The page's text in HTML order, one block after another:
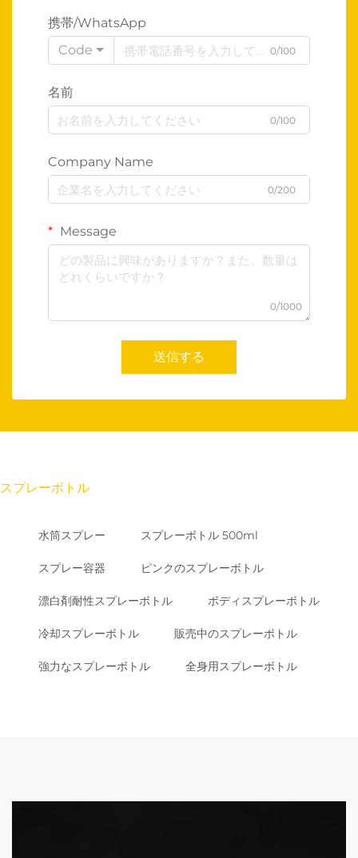
携帯/WhatsApp
Code
0/100
名前
0/100
Company Name
0/200
Message
0/1000
送信する
スプレーボトル
水筒スプレー スプレーボトル 500ml
スプレー容器 ピンクのスプレーボトル
漂白剤耐性スプレーボトル ボディスプレーボトル
冷却スプレーボトル 販売中のスプレーボトル
強力なスプレーボトル 全身用スプレーボトル